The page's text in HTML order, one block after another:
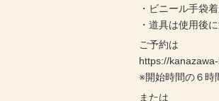
・ビニール手袋
・道具は使用後
ご予約は
https://
※開始時間の６時
または